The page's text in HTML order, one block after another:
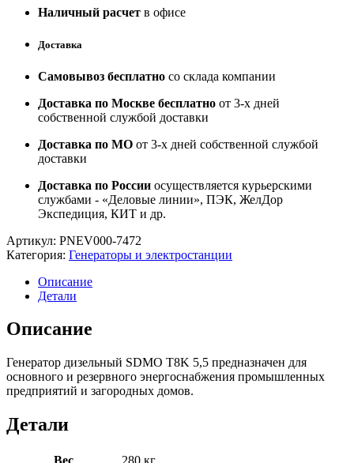
Наличный расчет в офисе
Доставка
Самовывоз бесплатно со склада компании
Доставка по Москве бесплатно от 3-х дней
собственной службой доставки
Доставка по МО от 3-х дней собственной службой
доставки
Доставка по России осуществляется курьерскими
службами - «Деловые линии», ПЭК, ЖелДор
Экспедиция, КИТ и др.
Артикул: PNEV000-7472
Категория: Генераторы и электростанции
Описание
Детали
Описание
Генератор дизельный SDMO T8K 5,5 предназначен для
основного и резервного энергоснабжения промышленных
предприятий и загородных домов.
Детали